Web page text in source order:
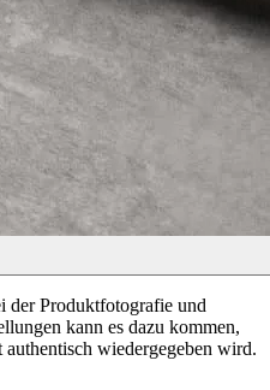
der Produktfotografie und
kann es dazu kommen,
authentisch wiedergegeben wird.